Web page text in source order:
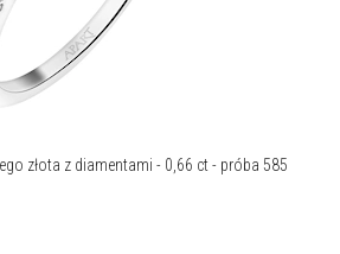
złota z diamentami - 0,66 ct - próba 585